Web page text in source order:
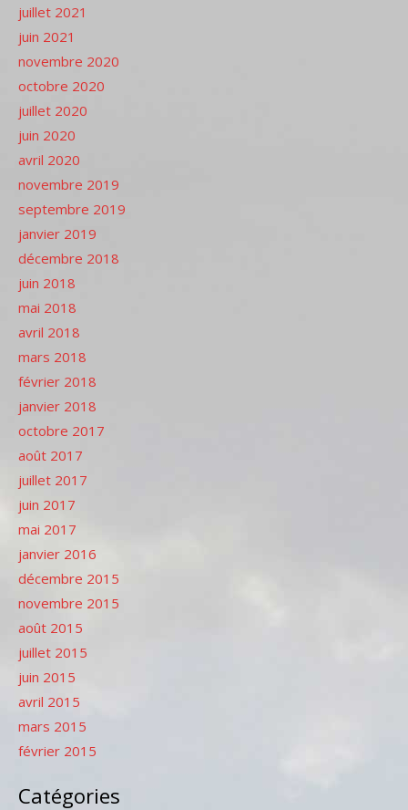
juillet 2021
juin 2021
novembre 2020
octobre 2020
juillet 2020
juin 2020
avril 2020
novembre 2019
septembre 2019
janvier 2019
décembre 2018
juin 2018
mai 2018
avril 2018
mars 2018
février 2018
janvier 2018
octobre 2017
août 2017
juillet 2017
juin 2017
mai 2017
janvier 2016
décembre 2015
novembre 2015
août 2015
juillet 2015
juin 2015
avril 2015
mars 2015
février 2015
Catégories